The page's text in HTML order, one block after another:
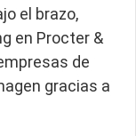
el brazo,
en Procter &
de
gracias a